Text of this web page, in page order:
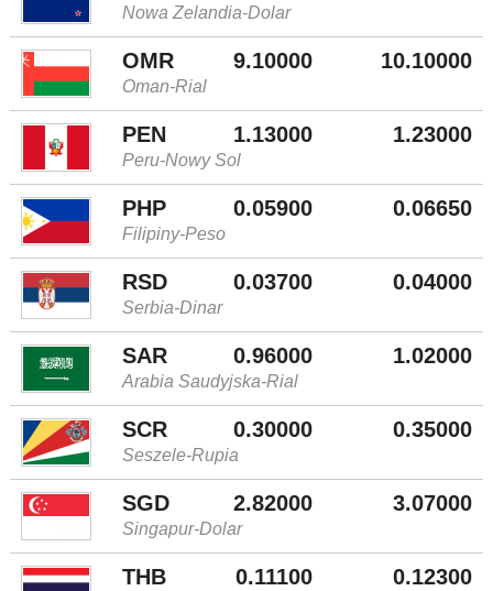
Nowa Zelandia-Dolar
OMR 9.10000 10.10000
Oman-Rial
PEN 1.13000 1.23000
Peru-Nowy Sol
PHP 0.05900 0.06650
Filipiny-Peso
RSD 0.03700 0.04000
Serbia-Dinar
SAR 0.96000 1.02000
Arabia Saudyjska-Rial
SCR 0.30000 0.35000
Seszele-Rupia
SGD 2.82000 3.07000
Singapur-Dolar
THB 0.11100 0.12300